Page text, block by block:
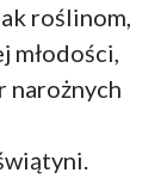
roślinom,
młodości,
narożnych